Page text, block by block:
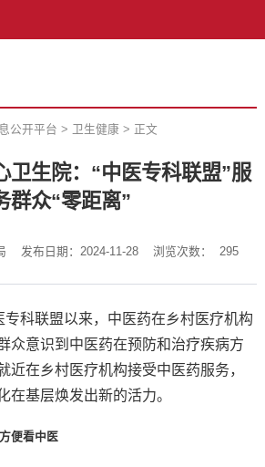
公开平台 > 卫生健康> 正文
卫生院：“中医专科联盟”服
群众“零距离”
发布日期：2024-11-28 浏览次数： 295
专科联盟以来，中医药在乡村医疗机构
众意识到中医药在预防和治疗疾病方
近在乡村医疗机构接受中医药服务，
在基层焕发出新的活力。
便看中医